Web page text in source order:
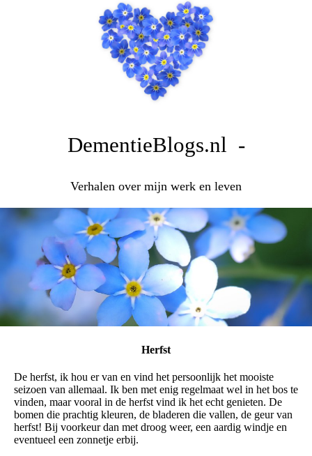
DementieBlogs.nl -
Verhalen over mijn werk en leven
Herfst
De herfst, ik hou er van en vind het persoonlijk het mooiste
seizoen van allemaal. Ik ben met enig regelmaat wel in het bos te
vinden, maar vooral in de herfst vind ik het echt genieten. De
bomen die prachtig kleuren, de bladeren die vallen, de geur van
herfst! Bij voorkeur dan met droog weer, een aardig windje en
eventueel een zonnetje erbij.